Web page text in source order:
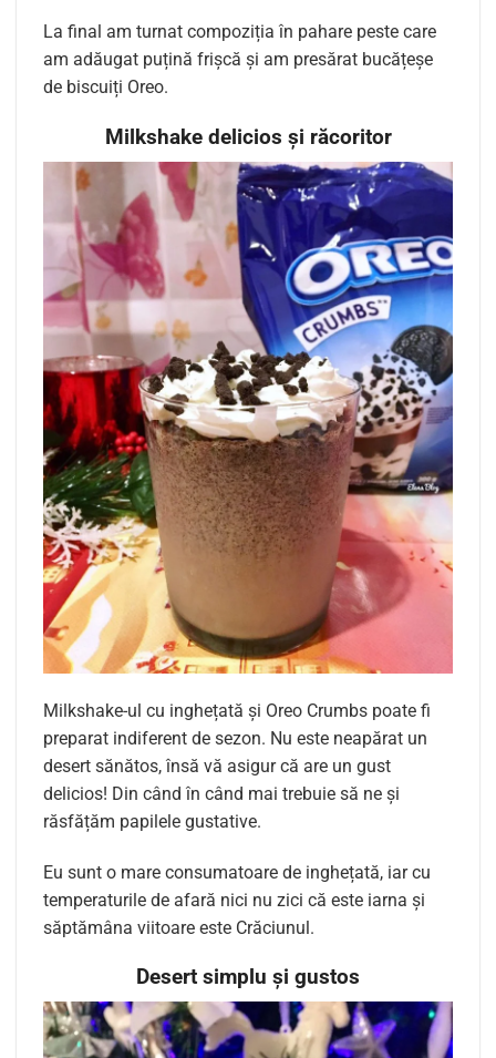
La final am turnat compoziția în pahare peste care
am adăugat puțină frișcă și am presărat bucățeșe
de biscuiți Oreo.
Milkshake delicios și răcoritor
Milkshake-ul cu inghețată și Oreo Crumbs poate fi
preparat indiferent de sezon. Nu este neapărat un
desert sănătos, însă vă asigur că are un gust
delicios! Din când în când mai trebuie să ne și
răsfățăm papilele gustative.
Eu sunt o mare consumatoare de inghețată, iar cu
temperaturile de afară nici nu zici că este iarna și
săptămâna viitoare este Crăciunul.
Desert simplu și gustos